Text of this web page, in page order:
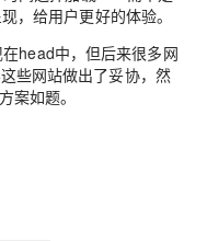
，给用户更好的体验。
head中，但后来很多网
些网站做出了妥协，然
案如题。